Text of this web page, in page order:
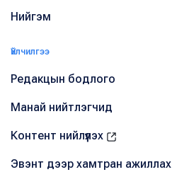
Нийгэм
Үйлчилгээ
Редакцын бодлого
Манай нийтлэгчид
Контент нийлүүлэх
Эвэнт дээр хамтран ажиллах